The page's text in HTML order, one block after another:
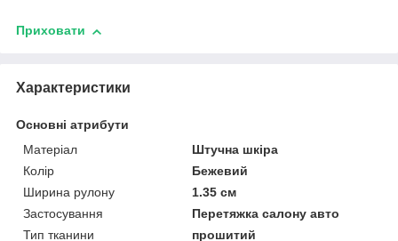
Приховати
Характеристики
Основні атрибути
Матеріал
Штучна шкіра
Колір
Бежевий
Ширина рулону
1.35 см
Застосування
Перетяжка салону авто
Тип тканини
прошитий